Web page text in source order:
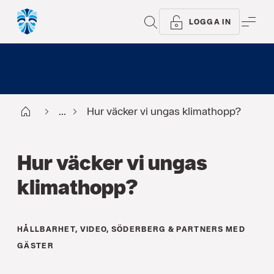
SÖK LOGGA IN
Start ... Hur väcker vi ungas klimathopp?
Hur väcker vi ungas
klimathopp?
HÅLLBARHET, VIDEO, SÖDERBERG & PARTNERS MED
GÄSTER